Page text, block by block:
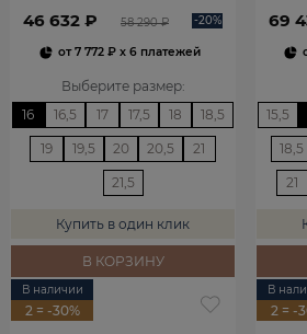
46 632 ₽ 58 290 ₽ -20%
от7 772 ₽ x 6 платежей
Выберите размер:
16
16,5 17 17,5 18 18,5
19 19,5 20 20,5 21
21,5
Купить в один клик
В КОРЗИНУ
69
15,5
18,5
21
В наличии
2 = -30%
В
2 = -